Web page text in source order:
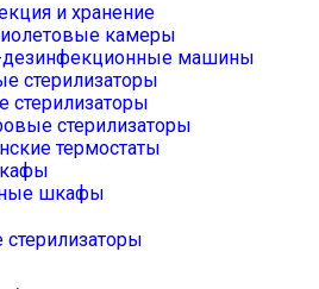
и хранение
камеры
машины
стерилизаторы
стерилизаторы
стерилизаторы
термостаты
шкафы